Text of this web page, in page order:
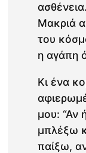
Μακριά
του
η αγάπη
Κι ένα
μου: “Αν
μπλέξω
παίξω,